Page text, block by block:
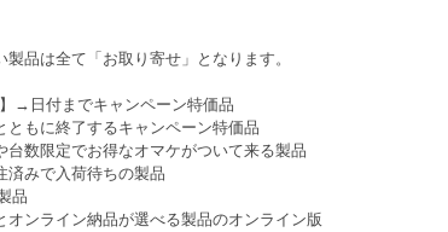
品は全て「お取り寄せ」となります。
→日付までキャンペーン特価品
ともに終了するキャンペーン特価品
数限定でお得なオマケがついて来る製品
済みで入荷待ちの製品
品
ンライン納品が選べる製品のオンライン版